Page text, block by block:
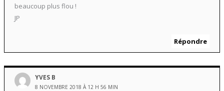
beaucoup plus flou !
JP
Répondre
YVES B
8 NOVEMBRE 2018 À 12 H 56 MIN